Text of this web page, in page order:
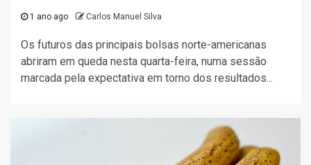
1 ano ago Carlos Manuel Silva
Os futuros das principais bolsas norte-americanas
abriram em queda nesta quarta-feira, numa sessão
marcada pela expectativa em torno dos resultados...